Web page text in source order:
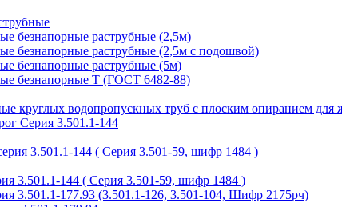
безнапорные раструбные (2,5м)
безнапорные раструбные (2,5м с подошвой)
безнапорные раструбные (5м)
безнапорные Т (ГОСТ 6482-88)
круглых водопропускных труб с плоским опиранием для
Серия 3.501.1-144
3.501.1-144 ( Серия 3.501-59, шифр 1484 )
3.501.1-144 ( Серия 3.501-59, шифр 1484 )
3.501.1-177.93 (3.501.1-126, 3.501-104, Шифр 2175рч)